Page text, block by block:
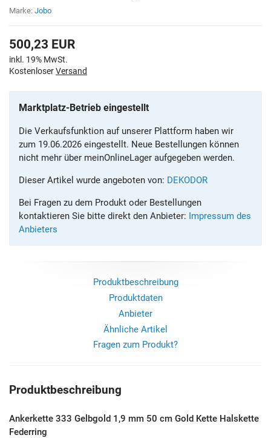
Marke: Jobo
500,23 EUR
inkl. 19% MwSt.
KostenloserVersand
Marktplatz-Betrieb eingestellt
Die Verkaufsfunktion auf unserer Plattform haben wir
zum 19.06.2026 eingestellt. Neue Bestellungen können
nicht mehr über meinOnlineLager aufgegeben werden.
Dieser Artikel wurde angeboten von: DEKODOR
Bei Fragen zu dem Produkt oder Bestellungen
kontaktieren Sie bitte direkt den Anbieter: Impressum des
Anbieters
Produktbeschreibung
Produktdaten
Anbieter
Ähnliche Artikel
Fragen zum Produkt?
Produktbeschreibung
Ankerkette 333 Gelbgold 1,9 mm 50 cm Gold Kette Halskette
Federring